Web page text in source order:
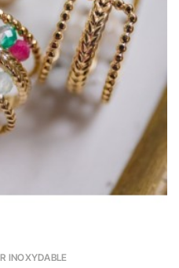
INOXYDABLE